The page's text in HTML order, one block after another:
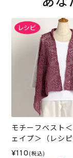
モチーフベスト
ェイプ＞（レシピ
¥110 (税込)